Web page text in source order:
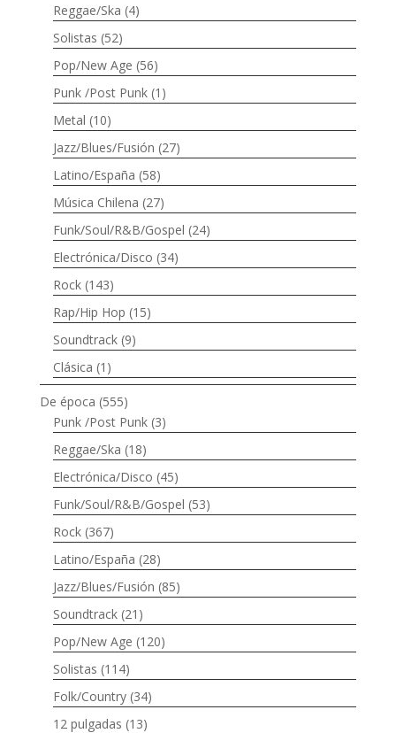
Reggae/Ska (4)
Solistas (52)
Pop/New Age (56)
Punk /Post Punk (1)
Metal (10)
Jazz/Blues/Fusión (27)
Latino/España (58)
Música Chilena (27)
Funk/Soul/R&B/Gospel (24)
Electrónica/Disco (34)
Rock (143)
Rap/Hip Hop (15)
Soundtrack (9)
Clásica (1)
De época (555)
Punk /Post Punk (3)
Reggae/Ska (18)
Electrónica/Disco (45)
Funk/Soul/R&B/Gospel (53)
Rock (367)
Latino/España (28)
Jazz/Blues/Fusión (85)
Soundtrack (21)
Pop/New Age (120)
Solistas (114)
Folk/Country (34)
12 pulgadas (13)